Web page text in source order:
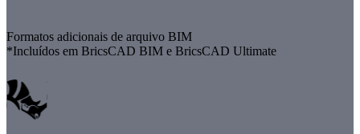
Formatos adicionais de arquivo BIM
*Incluídos em BricsCAD BIM e BricsCAD Ultimate